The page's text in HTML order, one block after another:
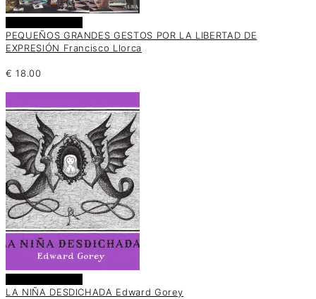
PEQUEÑOS GRANDES GESTOS POR LA LIBERTAD DE
EXPRESIÓN Francisco Llorca
€ 18.00
LA NIÑA DESDICHADA Edward Gorey